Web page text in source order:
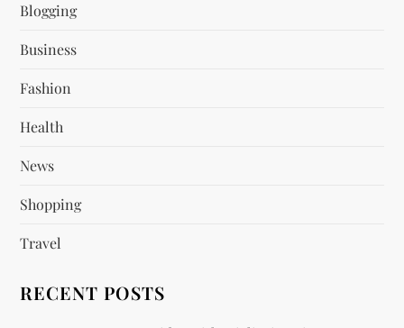
g
a
t
i
o
n
Blogging
Business
Fashion
Health
News
Shopping
Travel
RECENT POSTS